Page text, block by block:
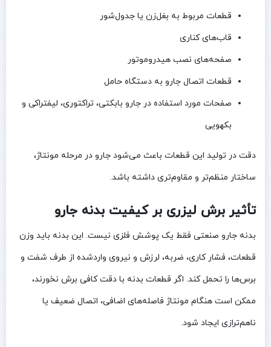
قطعات مربوط به بغل‌زن یا جدول‌شور
قاب‌های کناری
صفحه‌های نصب هیدروموتور
قطعات اتصال جارو به دستگاه حامل
صفحات مورد استفاده در جارو بابکتی، تراکتوری، لیفتراکی و
بکهویی
دقت در تولید این قطعات باعث می‌شود جارو در مرحله مونتاژ،
ساختار منظم‌تر و مقاوم‌تری داشته باشد.
تأثیر برش لیزری بر کیفیت بدنه جارو
بدنه جارو صنعتی فقط یک پوشش فلزی نیست. این بدنه باید وزن
قطعات، فشار کاری، ضربه، لرزش و نیروی واردشده از طرف شفت و
برس‌ها را تحمل کند. اگر قطعات بدنه با دقت کافی برش نخورند،
ممکن است هنگام مونتاژ فاصله‌های اضافی، اتصال ضعیف یا
ناهم‌ترازی ایجاد شود.